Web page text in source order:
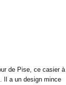
de Pise, ce casier à
Il a un design mince